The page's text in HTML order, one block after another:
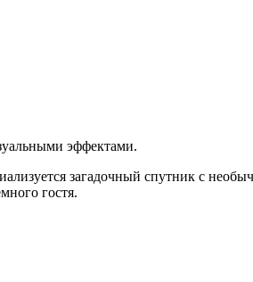
эффектами.
загадочный спутник с
гостя.